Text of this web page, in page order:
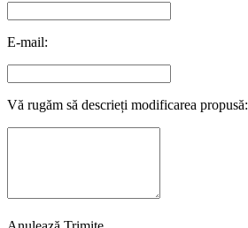
E-mail:
Vă rugăm să descrieți modificarea propusă: